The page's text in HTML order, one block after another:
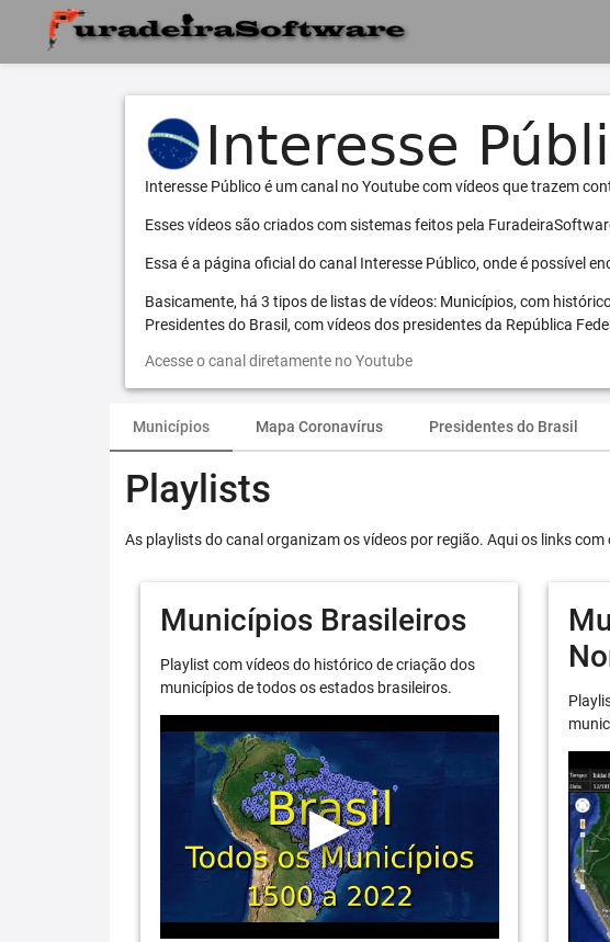
Interesse Público é um canal no Youtube com vídeos que trazem
Esses vídeos são criados com sistemas feitos pela
Essa é a página oficial do canal Interesse Público, onde é possível
Basicamente, há 3 tipos de listas de vídeos: Municípios, com
Presidentes do Brasil, com vídeos dos presidentes da República
Acesse o canal diretamente no Youtube
Municípios Mapa Coronavírus Presidentes do Brasil
Playlists
As playlists do canal organizam os vídeos por região. Aqui os links
Municípios Brasileiros
Playlist com vídeos do histórico de criação dos
municípios de todos os estados brasileiros.